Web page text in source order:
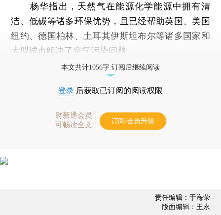
杨华指出，天然气在能源化学能源中拥有清
洁、低碳等诸多环保优势，且已经帮助英国、美国
纽约、德国柏林、土耳其伊斯坦布尔等诸多国家和
大型城市解决了空气污染问题。
本文共计1056字 订阅后继续阅读
登录 后获取已订阅的阅读权限
财新通会员
可畅读全文
订阅/会员升级
责任编辑：于海荣
版面编辑：王永